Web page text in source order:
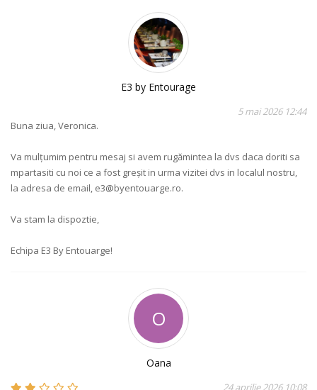
E3 by Entourage
5 mai 2026 12:44
Buna ziua, Veronica.
Va mulțumim pentru mesaj si avem rugămintea la dvs daca doriti sa
mpartasiti cu noi ce a fost greșit in urma vizitei dvs in localul nostru,
la adresa de email, e3@byentouarge.ro.
Va stam la dispoztie,
Echipa E3 By Entouarge!
O
Oana
24 aprilie 2026 10:08